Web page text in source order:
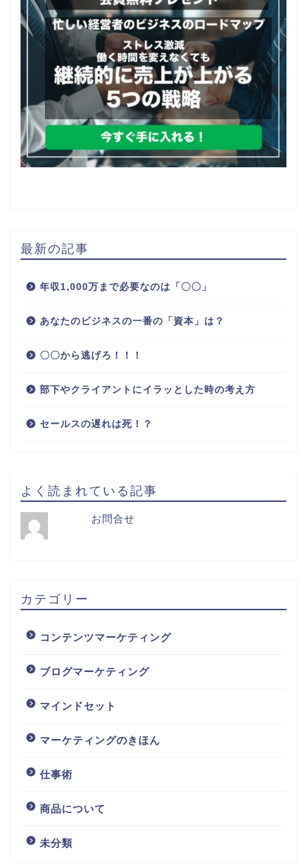
最新の記事
年収1,000万まで必要なのは「〇〇」
あなたのビジネスの一番の「資本」は？
〇〇から逃げろ！！！
部下やクライアントにイラッとした時の考え方
セールスの遅れは死！？
よく読まれている記事
お問合せ
カテゴリー
コンテンツマーケティング
ブログマーケティング
マインドセット
マーケティングのきほん
仕事術
商品について
未分類